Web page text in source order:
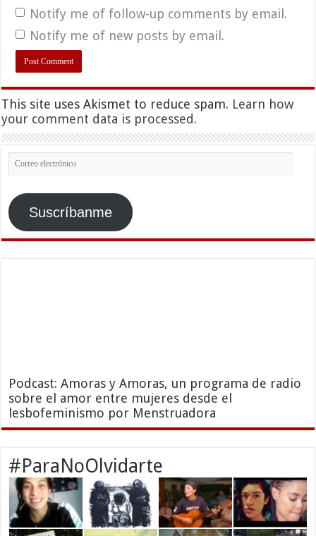
Notify me of follow-up comments by email.
Notify me of new posts by email.
This site uses Akismet to reduce spam. Learn how
your comment data is processed.
Correo
electrónico
Suscríbanme
Podcast: Amoras y Amoras, un programa de radio
sobre el amor entre mujeres desde el
lesbofeminismo por Menstruadora
#ParaNoOlvidarte